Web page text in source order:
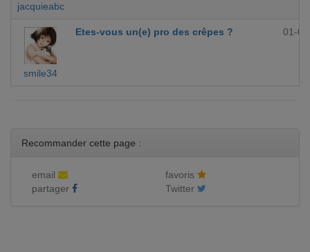
jacquieabc
smile34
Etes-vous un(e) pro des crêpes ? 01-
Recommander cette page :
email
favoris
partager
Twitter